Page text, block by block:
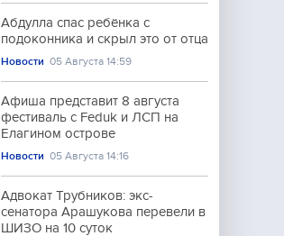
Абдулла спас ребёнка с
подоконника и скрыл это от отца
Новости 05 Августа 14:59
Афиша представит 8 августа
фестиваль с Feduk и ЛСП на
Елагином острове
Новости 05 Августа 14:16
Адвокат Трубников: экс-
сенатора Арашукова перевели в
ШИЗО на 10 суток